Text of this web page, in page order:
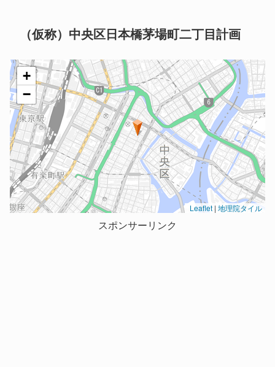
（仮称）中央区日本橋茅場町二丁目計画
+
−
Leaflet | 地理院タイル
スポンサーリンク